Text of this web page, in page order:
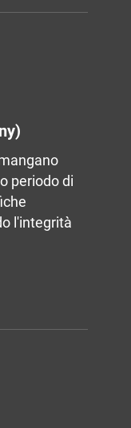
periodo di
l'integrità